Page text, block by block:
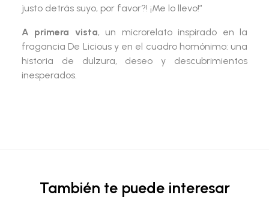
justo detrás suyo, por favor?! ¡Me lo llevo!”
A primera vista, un microrelato inspirado en la
fragancia De Liciousy en el cuadro homónimo: una
historia de dulzura, deseo y descubrimientos
inesperados.
También te puede interesar